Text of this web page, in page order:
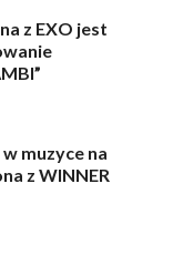
z EXO jest
muzyce na
z WINNER